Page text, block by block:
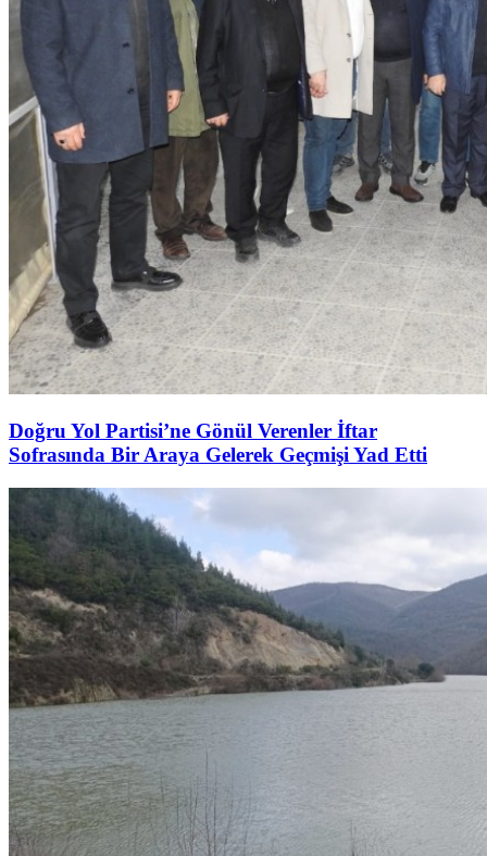
Doğru Yol Partisi’ne Gönül Verenler İftar
Sofrasında Bir Araya Gelerek Geçmişi Yad Etti